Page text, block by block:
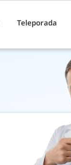
Teleporada